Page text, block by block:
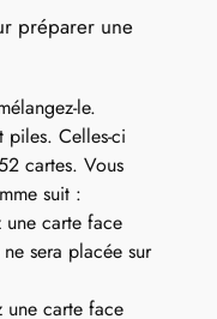
préparer une
le.
piles. Celles-ci
cartes. Vous
suit :
carte face
sera placée sur
une carte face